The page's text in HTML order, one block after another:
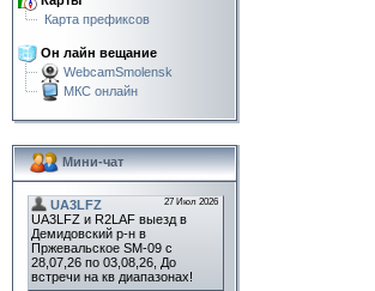
Карта префиксов
Он лайн вещание
WebcamSmolensk
МКС онлайн
Мини-чат